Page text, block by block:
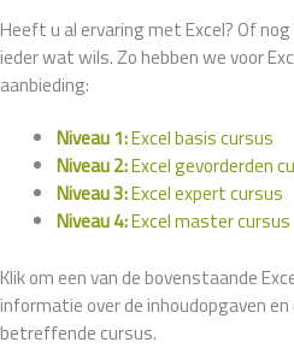
Heeft u al ervaring met Excel? Of
ieder wat wils. Zo hebben we voor
aanbieding:
Niveau 1:Excel basis cursus
Niveau 2:Excel gevorderden
Niveau 3:Excel expert cursus
Niveau 4:Excel master cursus
Klik om een van de bovenstaande
informatie over de inhoudopgaven
betreffende cursus.